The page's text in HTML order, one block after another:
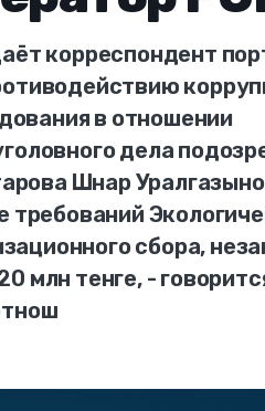
корреспондент
в отношении
дела
Шнар
требований
сбора,
млн тенге, -